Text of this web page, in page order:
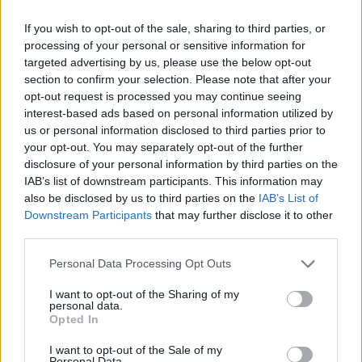
If you wish to opt-out of the sale, sharing to third parties, or
processing of your personal or sensitive information for
targeted advertising by us, please use the below opt-out
section to confirm your selection. Please note that after your
opt-out request is processed you may continue seeing
interest-based ads based on personal information utilized by
us or personal information disclosed to third parties prior to
your opt-out. You may separately opt-out of the further
disclosure of your personal information by third parties on the
IAB’s list of downstream participants. This information may
also be disclosed by us to third parties on the IAB’s List of
Downstream Participants that may further disclose it to other
Please note that this website/app uses one or more Google
not limited to your visit or usage behaviour. You may click to
grant or deny consent to Google and its third-party tags to
use your data for below specified purposes in below Google
consent section.
Personal Data Processing Opt Outs
I want to opt-out of the Sharing of my
personal data.
Opted In
I want to opt-out of the Sale of my
Il Mondiale U20 si giocherà in due città della
Georgia: i gironi A e C scenderanno in campo
all’Avchala Stadiumdella capitaleTbilisi
mentre i gironi B e D giocheranno allaAia Arena
diKutaisi. Le finali per il terzo e il primo posto
del18 lugliosi terranno invece nello storico
Mikheil Meskhi Stadiumdi Tbilisi.
La copertura mediatica garantita da World
Rugby sarà totale. La federazione internazionale
trasmetterà tutte le partite in diretta streaming
registrarsi senza costi sul sito ufficiale o tramite
l’applicazione per smartphone, tablet e Smart TV.